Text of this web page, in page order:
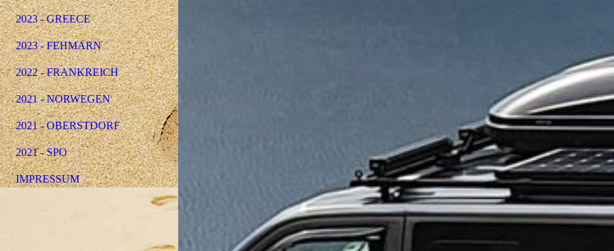
2023 - GREECE
2023 - FEHMARN
2022 - FRANKREICH
2021 - NORWEGEN
2021 - OBERSTDORF
2021 - SPO
IMPRESSUM